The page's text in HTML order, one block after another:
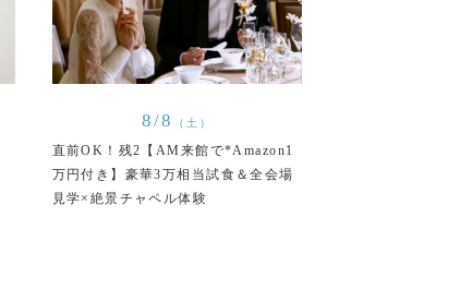
8/8 （土）
直前OK！残2【AM来館で*Amazon1
万円付き】豪華3万相当試食＆全会場
見学×絶景チャペル体験